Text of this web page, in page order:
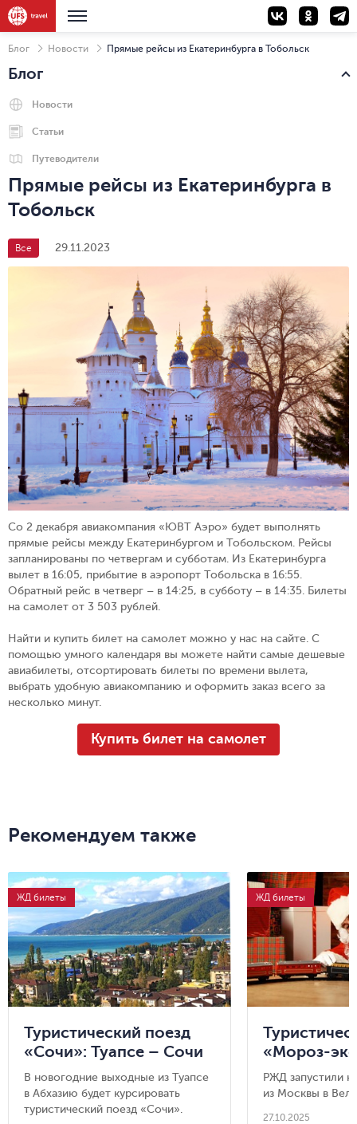
Блог Новости Прямые рейсы из Екатеринбурга в Тобольск
Блог
Новости
Статьи
Путеводители
Прямые рейсы из Екатеринбурга в
Тобольск
Все 29.11.2023
Со 2 декабря авиакомпания «ЮВТ Аэро» будет выполнять
прямые рейсы между Екатеринбургом и Тобольском. Рейсы
запланированы по четвергам и субботам. Из Екатеринбурга
вылет в 16:05, прибытие в аэропорт Тобольска в 16:55.
Обратный рейс в четверг – в 14:25, в субботу – в 14:35. Билеты
на самолет от 3 503 рублей.
Найти и купить билет на самолет можно у нас на сайте. С
помощью умного календаря вы можете найти самые дешевые
авиабилеты, отсортировать билеты по времени вылета,
выбрать удобную авиакомпанию и оформить заказ всего за
несколько минут.
Купить билет на самолет
Рекомендуем также
ЖД билеты
Туристический поезд
«Сочи»: Туапсе – Сочи
– Гагра
В новогодние выходные из Туапсе
в Абхазию будет курсировать
туристический поезд «Сочи».
ЖД билеты
«Мороз-
РЖД запустили
из Москвы в
27.10.2025